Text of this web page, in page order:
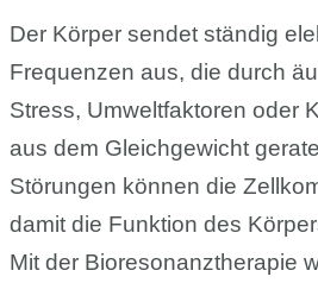
Der Körper sendet ständig
Frequenzen aus, die durch
Stress, Umweltfaktoren oder
aus dem Gleichgewicht
Störungen können die
damit die Funktion des
Mit der Bioresonanztherapie